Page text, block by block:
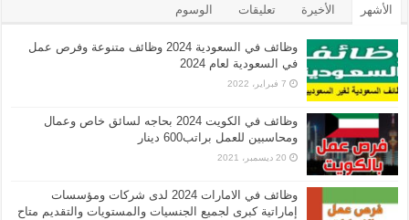
الأشهر الأخيرة تعليقات الوسوم
وظائف في السعودية 2024 وظائف متنوعة وفرص عمل
في السعودية لعام 2024
7 فبراير، 2022
وظائف في الكويت 2024 بحاجه لسائق خاص وعمال
ومحاسبين للعمل براتب600 دينار
20 ديسمبر، 2021
وظائف في الامارات 2024 لدى شركات ومؤسسات
إماراتية كبرى لجميع الجنسيات والمستويات والتقديم متاح